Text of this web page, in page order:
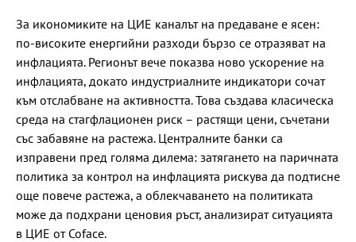
За икономиките на ЦИЕ каналът на предаване е ясен:
по-високите енергийни разходи бързо се отразяват на
инфлацията. Регионът вече показва ново ускорение на
инфлацията, докато индустриалните индикатори сочат
към отслабване на активността. Това създава класическа
среда на стагфлационен риск – растящи цени, съчетани
със забавяне на растежа. Централните банки са
изправени пред голяма дилема: затягането на паричната
политика за контрол на инфлацията рискува да подтисне
още повече растежа, а облекчаването на политиката
може да подхрани ценовия ръст, анализират ситуацията
в ЦИЕ от Coface.